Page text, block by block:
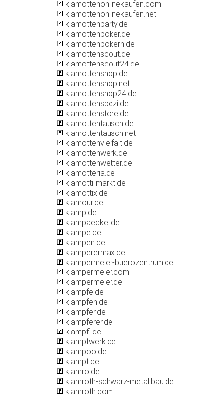
klamottenonlinekaufen.com
klamottenonlinekaufen.net
klamottenparty.de
klamottenpoker.de
klamottenpokern.de
klamottenscout.de
klamottenscout24.de
klamottenshop.de
klamottenshop.net
klamottenshop24.de
klamottenspezi.de
klamottenstore.de
klamottentausch.de
klamottentausch.net
klamottenvielfalt.de
klamottenwerk.de
klamottenwetter.de
klamotteria.de
klamotti-markt.de
klamottix.de
klamour.de
klamp.de
klampaeckel.de
klampe.de
klampen.de
klamperermax.de
klampermeier-buerozentrum.de
klampermeier.com
klampermeier.de
klampfe.de
klampfen.de
klampfer.de
klampferer.de
klampfl.de
klampfwerk.de
klampoo.de
klampt.de
klamro.de
klamroth-schwarz-metallbau.de
klamroth.com